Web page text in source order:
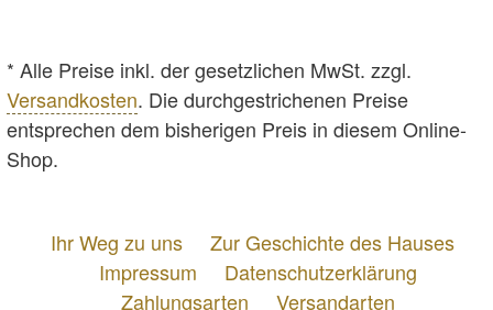
* Alle Preise inkl. der gesetzlichen MwSt. zzgl.
Versandkosten. Die durchgestrichenen Preise
entsprechen dem bisherigen Preis in diesem Online-
Shop.
Ihr Weg zu uns
Zur Geschichte des Hauses
Impressum
Datenschutzerklärung
Zahlungsarten
Versandarten